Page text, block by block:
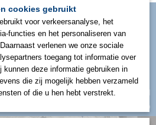
UW WINKELWAGEN
(0)
cookies gebruikt
voor verkeersanalyse, het
functies en het personaliseren van
verlenen we onze sociale
toegang tot informatie over
kunnen deze informatie gebruiken in
die zij mogelijk hebben verzameld
of die u hen hebt verstrekt.